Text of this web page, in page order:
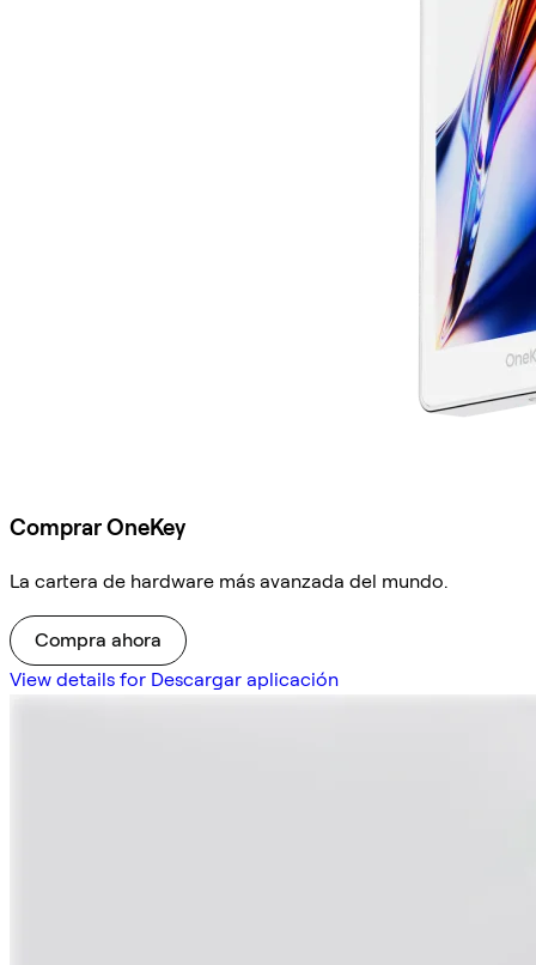
Comprar OneKey
La cartera de hardware más avanzada del mundo.
Compra ahora
View details for Descargar aplicación